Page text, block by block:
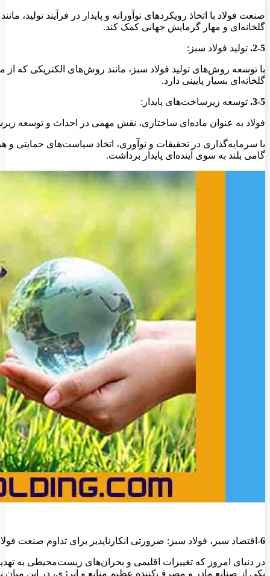
صنعت فولاد با اتخاذ رویکردهای نوآورانه و پایدار در فرآیند
گلخانه‌ای و مهار گرمایش جهانی کمک کند.
2-5. تولید فولاد سبز:
با توسعه روش‌های تولید فولاد سبز، مانند روش‌های الکتریکی که از
گلخانه‌ای بسیار پایینی دارد.
3-5. توسعه زیرساخت‌های پایدار:
فولاد به عنوان ماده‌ای ساختاری، نقش مهمی در احداث و توسعه
با سرمایه‌گذاری در تحقیقات و نوآوری، اتخاذ سیاست‌های حمایتی و
گامی بلند به سوی آینده‌ای پایدار برداشت.
6- اقتصاد سبز، فولاد سبز: ضرورتی انکارناپذیر برای تداوم صنعت
در دنیای امروز که تغییرات اقلیمی و بحران‌های زیست‌محیطی به
یکی از صنایع مادر و مصرف‌کننده عظیم منابع و انرژی، در این میان